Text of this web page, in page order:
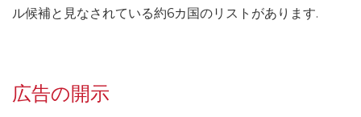
ル候補と見なされている約6カ国のリストがあります.
広告の開示